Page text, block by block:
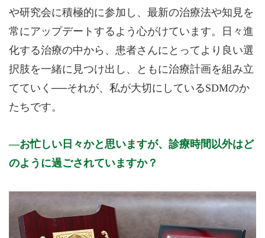
や研究会に積極的に参加し、最新の治療法や知見を
常にアップデートするよう心がけています。日々進
化する治療の中から、患者さんにとってより良い選
択肢を一緒に見つけ出し、ともに治療計画を組み立
てていく──それが、私が大切にしているSDMのか
たちです。
お忙しい日々かと思いますが、診療時間以外はど
のように過ごされていますか？